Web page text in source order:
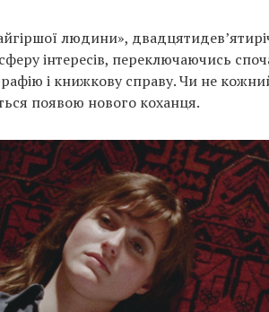
людини»,
інтересів, переключаючись
і книжкову справу. Чи не
появою нового коханця.